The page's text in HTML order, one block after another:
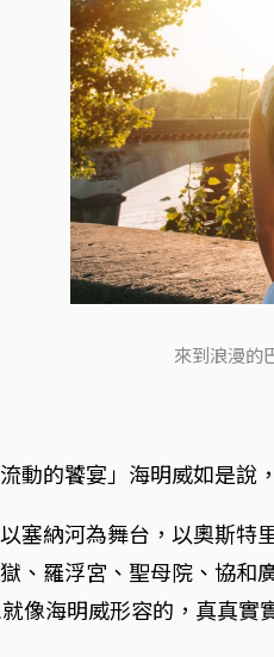
來到浪漫的
流動的饕宴」海明威如是
塞納河為舞台，以奧斯特
、羅浮宮、聖母院、協和
就像海明威形容的，真真